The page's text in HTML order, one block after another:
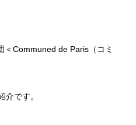
＜Communed de Paris（コミ
介です。